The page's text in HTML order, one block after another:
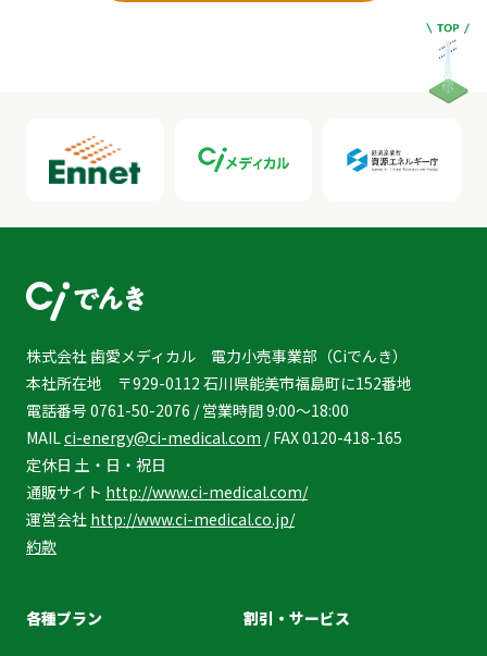
株式会社 歯愛メディカル 電力小売事業部（Ciでんき）
本社所在地 〒929-0112 石川県能美市福島町に152番地
電話番号 0761-50-2076 / 営業時間 9:00～18:00
MAIL ci-energy@ci-medical.com / FAX 0120-418-165
定休日 土・日・祝日
通販サイト http://www.ci-medical.com/
運営会社 http://www.ci-medical.co.jp/
約款
各種プラン 割引・サービス